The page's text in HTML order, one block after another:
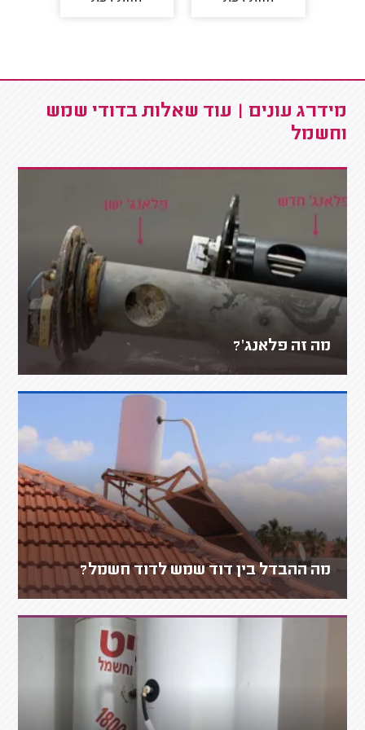
מידרג עונים | עוד שאלות בדודי שמש
וחשמל
מה זה פלאנג'?
מה ההבדל בין דוד שמש לדוד חשמל?